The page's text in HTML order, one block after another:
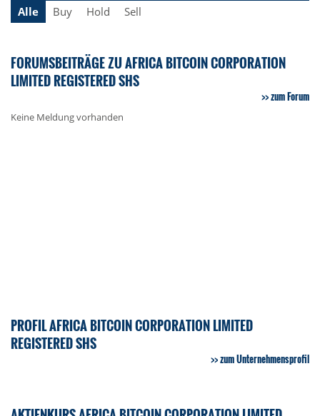
Alle
Buy Hold Sell
FORUMSBEITRÄGE ZU AFRICA BITCOIN CORPORATION
LIMITED REGISTERED SHS
zum Forum
Keine Meldung vorhanden
PROFIL AFRICA BITCOIN CORPORATION LIMITED
REGISTERED SHS
zum Unternehmensprofil